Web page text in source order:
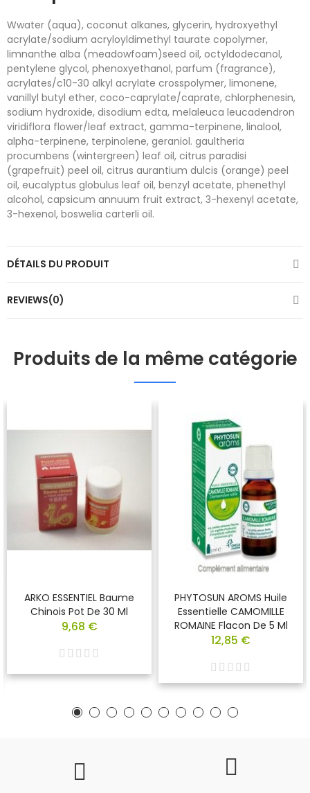
Wwater (aqua), coconut alkanes, glycerin, hydroxyethyl
acrylate/sodium acryloyldimethyl taurate copolymer,
limnanthe alba (meadowfoam)seed oil, octyldodecanol,
pentylene glycol, phenoxyethanol, parfum (fragrance),
acrylates/c10-30 alkyl acrylate crosspolymer, limonene,
vanillyl butyl ether, coco-caprylate/caprate, chlorphenesin,
sodium hydroxide, disodium edta, melaleuca leucadendron
viridiflora flower/leaf extract, gamma-terpinene, linalool,
alpha-terpinene, terpinolene, geraniol. gaultheria
procumbens (wintergreen) leaf oil, citrus paradisi
(grapefruit) peel oil, citrus aurantium dulcis (orange) peel
oil, eucalyptus globulus leaf oil, benzyl acetate, phenethyl
alcohol, capsicum annuum fruit extract, 3-hexenyl acetate,
3-hexenol, boswelia carterli oil.
DÉTAILS DU PRODUIT
REVIEWS(0)
Produits de la même catégorie
ARKO ESSENTIEL Baume
Chinois Pot De 30 Ml
9,68 €
PHYTOSUN AROMS Huile
Essentielle CAMOMILLE
ROMAINE Flacon De 5 Ml
12,85 €